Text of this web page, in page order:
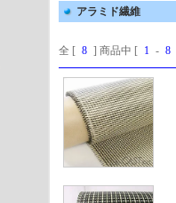
アラミド繊維
全 [ 8 ] 商品中 [ 1 - 8